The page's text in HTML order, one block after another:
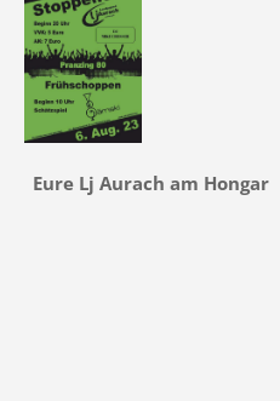
Eure Lj Aurach am Hongar